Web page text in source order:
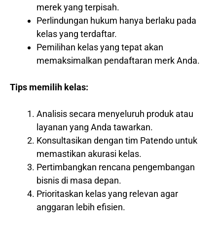
merek yang terpisah.
Perlindungan hukum hanya berlaku pada
kelas yang terdaftar.
Pemilihan kelas yang tepat akan
memaksimalkan pendaftaran merk Anda.
Tips memilih kelas:
Analisis secara menyeluruh produk atau
layanan yang Anda tawarkan.
Konsultasikan dengan tim Patendo untuk
memastikan akurasi kelas.
Pertimbangkan rencana pengembangan
bisnis di masa depan.
Prioritaskan kelas yang relevan agar
anggaran lebih efisien.